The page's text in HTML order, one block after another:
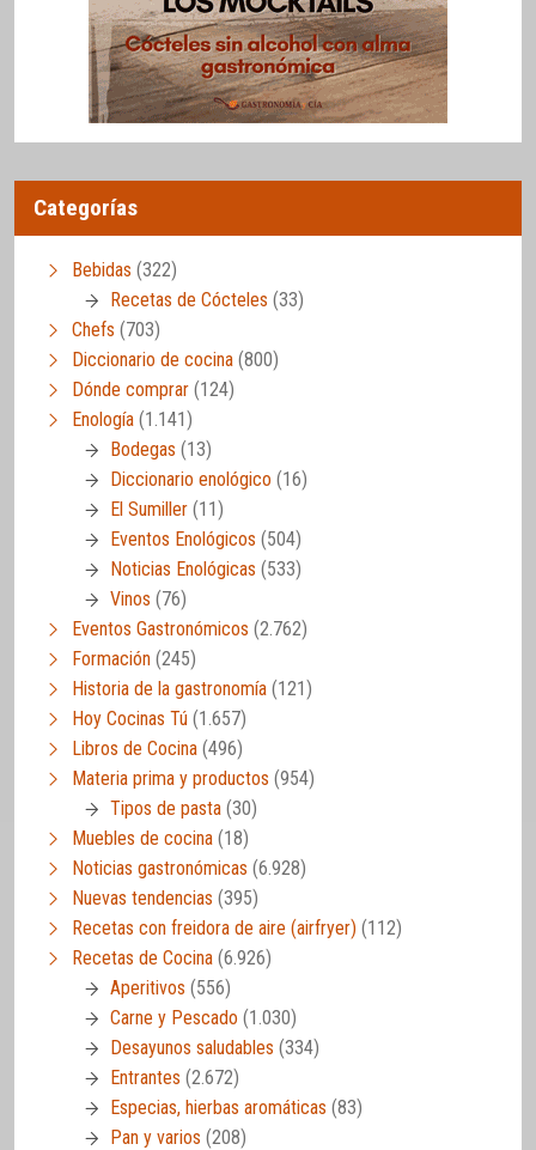
Categorías
Bebidas (322)
Recetas de Cócteles (33)
Chefs (703)
Diccionario de cocina (800)
Dónde comprar (124)
Enología (1.141)
Bodegas (13)
Diccionario enológico (16)
El Sumiller (11)
Eventos Enológicos (504)
Noticias Enológicas (533)
Vinos (76)
Eventos Gastronómicos (2.762)
Formación (245)
Historia de la gastronomía (121)
Hoy Cocinas Tú (1.657)
Libros de Cocina (496)
Materia prima y productos (954)
Tipos de pasta (30)
Muebles de cocina (18)
Noticias gastronómicas (6.928)
Nuevas tendencias (395)
Recetas con freidora de aire (airfryer) (112)
Recetas de Cocina (6.926)
Aperitivos (556)
Carne y Pescado (1.030)
Desayunos saludables (334)
Entrantes (2.672)
Especias, hierbas aromáticas (83)
Pan y varios (208)